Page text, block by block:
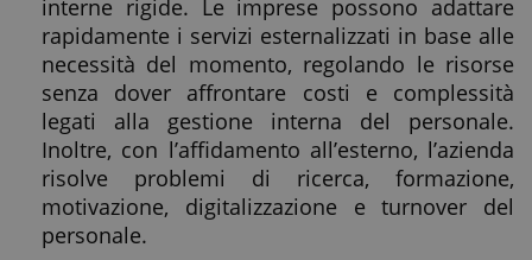
interne rigide. Le imprese possono adattare
rapidamente i servizi esternalizzati in base alle
necessità del momento, regolando le risorse
senza dover affrontare costi e complessità
legati alla gestione interna del personale.
Inoltre, con l’affidamento all’esterno, l’azienda
risolve problemi di ricerca, formazione,
motivazione, digitalizzazione e turnover del
personale.